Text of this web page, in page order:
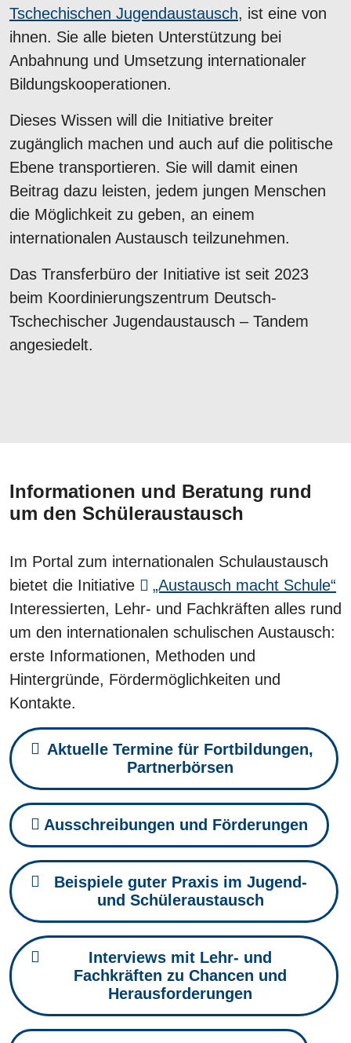
Tschechischen Jugendaustausch, ist eine von
ihnen. Sie alle bieten Unterstützung bei
Anbahnung und Umsetzung internationaler
Bildungskooperationen.
Dieses Wissen will die Initiative breiter
zugänglich machen und auch auf die politische
Ebene transportieren. Sie will damit einen
Beitrag dazu leisten, jedem jungen Menschen
die Möglichkeit zu geben, an einem
internationalen Austausch teilzunehmen.
Das Transferbüro der Initiative ist seit 2023
beim Koordinierungszentrum Deutsch-
Tschechischer Jugendaustausch – Tandem
angesiedelt.
Informationen und Beratung rund
um den Schüleraustausch
Im Portal zum internationalen Schulaustausch
bietet die Initiative
„Austausch macht Schule“
Interessierten, Lehr- und Fachkräften alles rund
um den internationalen schulischen Austausch:
erste Informationen, Methoden und
Hintergründe, Fördermöglichkeiten und
Kontakte.
Aktuelle Termine für Fortbildungen,
Partnerbörsen
Ausschreibungen und Förderungen
Beispiele guter Praxis im Jugend-
und Schüleraustausch
Interviews mit Lehr- und
Fachkräften zu Chancen und
Herausforderungen